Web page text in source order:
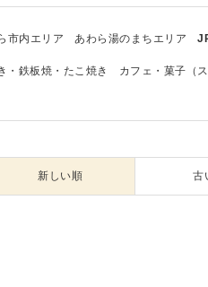
市内エリア あわら湯のまちエリア
・鉄板焼・たこ焼き カフェ・菓子（ス
新しい順 古